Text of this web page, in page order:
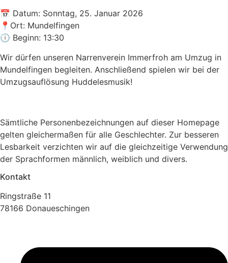
📅 Datum: Sonntag, 25. Januar 2026
📍Ort: Mundelfingen
🕕 Beginn: 13:30
Wir dürfen unseren Narrenverein Immerfroh am Umzug in
Mundelfingen begleiten. Anschließend spielen wir bei der
Umzugsauflösung Huddelesmusik!
Sämtliche Personenbezeichnungen auf dieser Homepage
gelten gleichermaßen für alle Geschlechter. Zur besseren
Lesbarkeit verzichten wir auf die gleichzeitige Verwendung
der Sprachformen männlich, weiblich und divers.
Kontakt
Ringstraße 11
78166 Donaueschingen